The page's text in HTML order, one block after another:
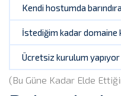
Kendi hostumda
İstediğim kadar domaine
Ücretsiz kurulum
(Bu Güne Kadar Elde